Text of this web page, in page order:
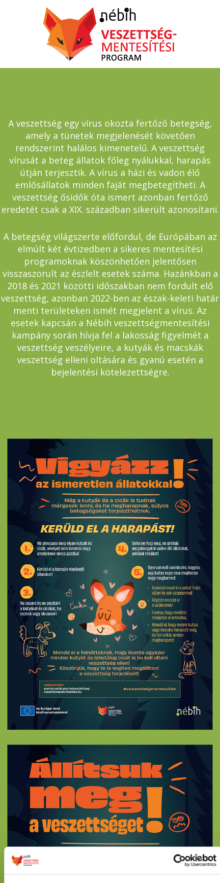
A veszettség egy vírus okozta fertőző betegség,
amely a tünetek megjelenését követően
rendszerint halálos kimenetelű. A veszettség
vírusát a beteg állatok főleg nyálukkal, harapás
útján terjesztik. A vírus a házi és vadon élő
emlősállatok minden faját megbetegítheti. A
veszettség ősidők óta ismert azonban fertőző
eredetét csak a XIX. században sikerült azonosítani.
A betegség világszerte előfordul, de Európában az
elmúlt két évtizedben a sikeres mentesítési
programoknak köszönhetően jelentősen
visszaszorult az észlelt esetek száma. Hazánkban a
2018 és 2021 közötti időszakban nem fordult elő
veszettség, azonban 2022-ben az észak-keleti határ
menti területeken ismét megjelent a vírus. Az
esetek kapcsán a Nébih veszettségmentesítési
kampány során hívja fel a lakosság figyelmét a
veszettség veszélyeire, a kutyák és macskák
veszettség elleni oltására és gyanú esetén a
bejelentési kötelezettségre.